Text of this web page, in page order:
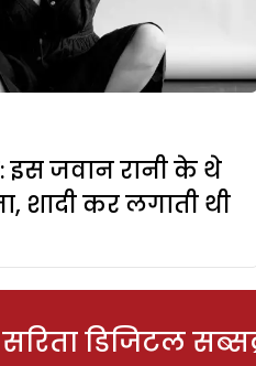
इस जवान रानी के थे
शादी कर लगाती थी
सरिता डिजिटल